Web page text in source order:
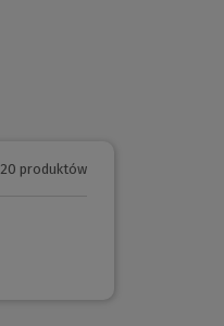
20 produktów